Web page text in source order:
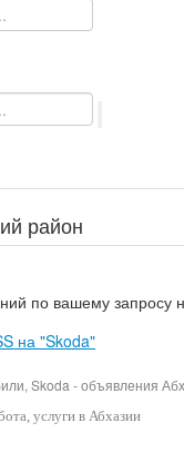
район
по вашему запросу
на "Skoda"
Skoda - объявления
услуги в Абхазии